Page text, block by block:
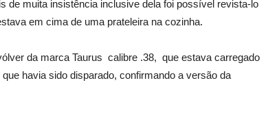
de muita insistência inclusive dela foi possível revista-lo
em cima de uma prateleira na cozinha.
da marca Taurus calibre .38, que estava carregado
havia sido disparado, confirmando a versão da